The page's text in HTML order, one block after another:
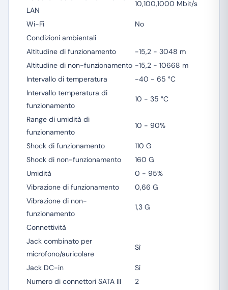
LAN
10,100,1000 Mbit/s
Wi-Fi
No
Condizioni ambientali
Altitudine di funzionamento
-15,2 - 3048 m
Altitudine di non-funzionamento -15,2 - 10668 m
Intervallo di temperatura
-40 - 65 °C
Intervallo temperatura di
funzionamento
10 - 35 °C
Range di umidità di
funzionamento
10 - 90%
Shock di funzionamento
110 G
Shock di non-funzionamento
160 G
Umidità
0 - 95%
Vibrazione di funzionamento
0,66 G
Vibrazione di non-
funzionamento
1,3 G
Connettività
Jack combinato per
microfono/auricolare
Sì
Jack DC-in
Sì
Numero di connettori SATA III
2